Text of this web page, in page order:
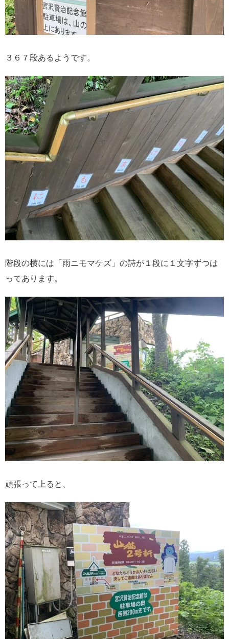
３６７段あるようです。
階段の横には「雨ニモマケズ」の詩が１段に１文字ずつは
ってあります。
頑張って上ると、